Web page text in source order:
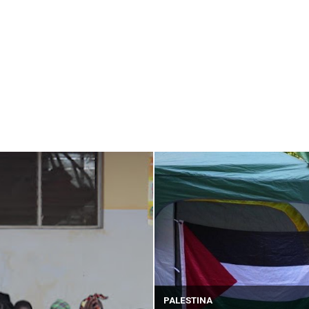
PALESTINA